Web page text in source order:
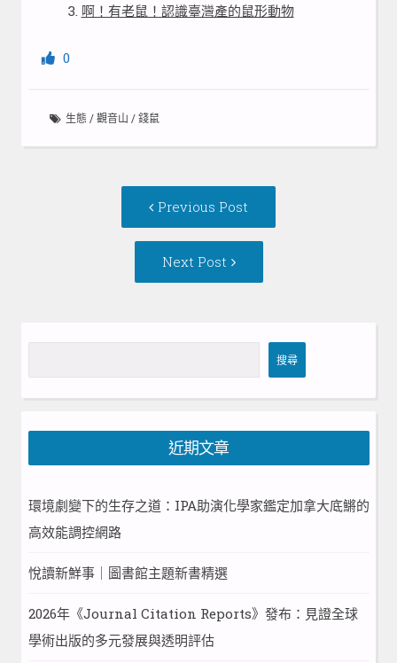
啊！有老鼠！認識臺灣產的鼠形動物
0
生態 /觀音山 /錢鼠
Previous Post
post:
Next Post
Post:
尋
搜尋
近期文章
環境劇變下的生存之道：IPA助演化學家鑑定加拿大底鱂的
高效能調控網路
悅讀新鮮事｜圖書館主題新書精選
2026年《Journal Citation Reports》發布：見證全球
學術出版的多元發展與透明評估